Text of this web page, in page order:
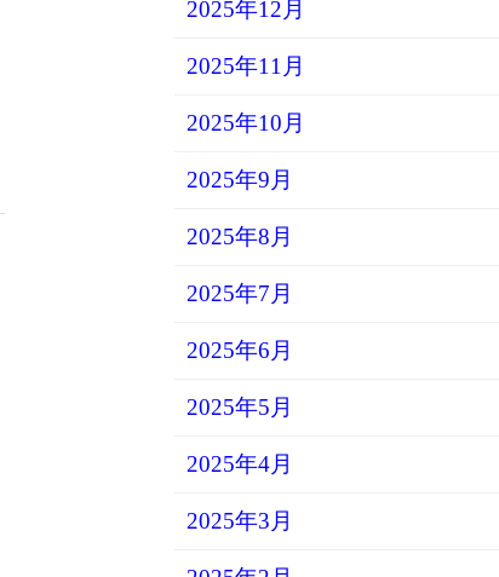
2025年12月
2025年11月
2025年10月
2025年9月
2025年8月
2025年7月
2025年6月
2025年5月
2025年4月
2025年3月